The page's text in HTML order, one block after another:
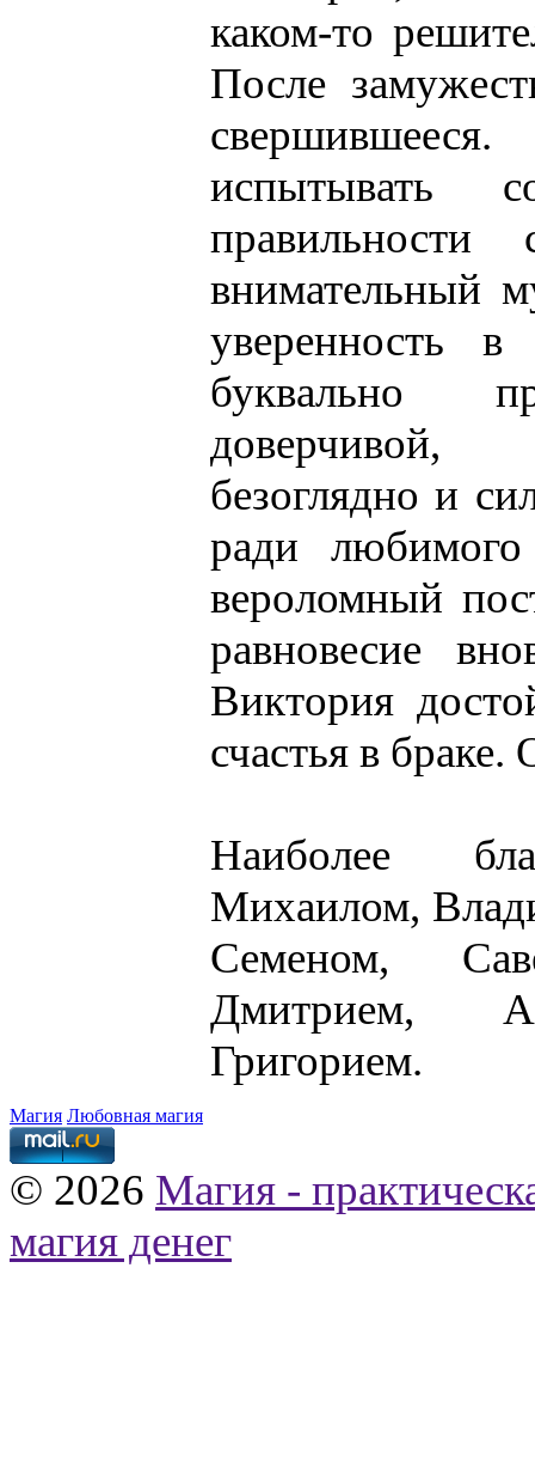
каком-то
После
испытывать
внимательный
уверенность
буквально
доверчивой,
безоглядно и
ради
вероломный
равновесие
Виктория
счастья в браке.
Наиболее
Михаилом,
Семеном,
Дмитрием,
Григорием.
Магия Любовная магия
© 2026 Магия -
магия денег